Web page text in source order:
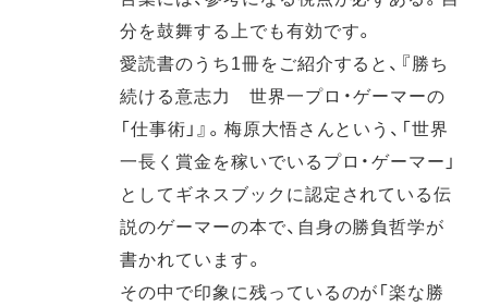
分を鼓舞する上でも有効です。
愛読書のうち1冊をご紹介すると、『勝ち
続ける意志力 世界一プロ・ゲーマーの
「仕事術」』。梅原大悟さんという、「世界
一長く賞金を稼いでいるプロ・ゲーマー」
としてギネスブックに認定されている伝
説のゲーマーの本で、自身の勝負哲学が
書かれています。
その中で印象に残っているのが「楽な勝